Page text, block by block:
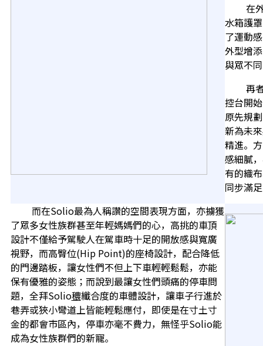
在外
水箱護
了運動
外型增
與眾不
再者
控台開
原先規
新為未
精進。
感細膩
有的織
同步滿
而在Solio最為人稱讚的空間表現方面，亦擄獲
了眾多女性族群甚至年輕媽媽們的心，高挑的車頂
設計不僅給予駕駛人在駕車時十足的開放感與寬廣
視野，而高臀位(Hip Point)的座椅設計，配合降低
的門邊踏板，讓女性們不但上下車輕輕鬆鬆，亦能
保有優雅的姿態；而說到最讓女性們頭痛的停車問
題，全拜Solio穠纖合度的車體設計，讓車子行進於
巷弄或狹小彎道上皆能輕鬆應付，即使是在寸土寸
金的都會市區內，停車亦毫不費力，無怪乎Solio能
成為女性族群們的新寵。